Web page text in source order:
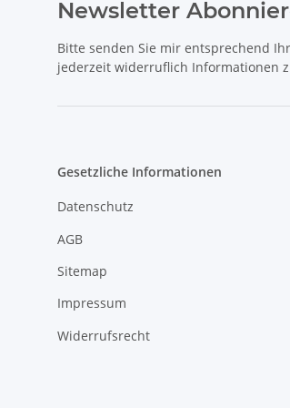
Newsletter
Bitte senden Sie mir entsprechend
jederzeit widerruflich Informationen
Gesetzliche Informationen
Datenschutz
AGB
Sitemap
Impressum
Widerrufsrecht